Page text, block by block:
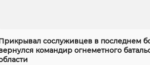
сослуживцев в последнем
командир огнеметного